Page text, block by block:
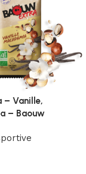
– Vanille,
– Baouw